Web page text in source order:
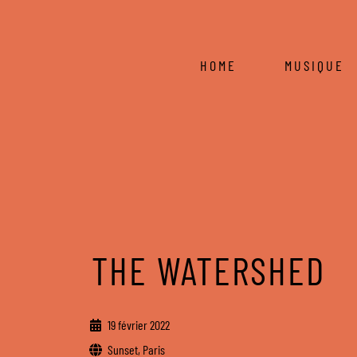
HOME MUSIQUE
THE WATERSHED
19 février 2022
Sunset, Paris